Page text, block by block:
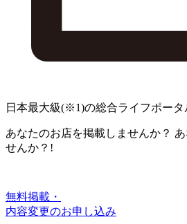
日本最大級(※1)の総合ライフポータ
あなたのお店を掲載しませんか？
せんか？!
無料掲載・
内容変更のお申し込み